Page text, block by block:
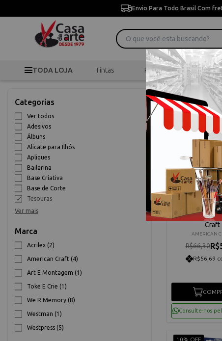
Envio Para Todo Brasil Com
TODA LOJA Tintas Pincéis
Categorias
Ver todos
Adesivos
Álbuns
Alicate para Ilhós
Apliques
Bailarina
Base Criativa
Base de Corte
Tesouras
Ver mais
Marca
Acrilex (2)
American Craft (4)
Art E Montagem (1)
Toke E Crie (1)
We R Memory (8)
Westman (1)
Westpress (5)
Início > Scrapbook >
Tesouras
10% OFF
Tesoura 370800
Craft
AMERICAN
R$66,30
R$56,69
Consulte-nos
10% OFF